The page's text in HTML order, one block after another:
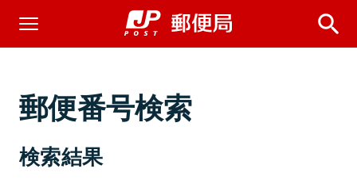
郵便番号検索
検索結果